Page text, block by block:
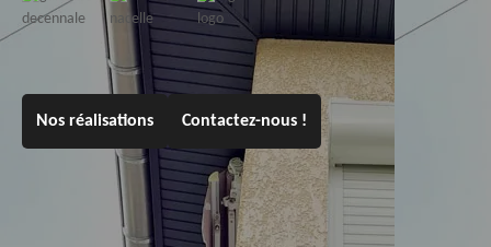
Nos réalisations Contactez-nous !